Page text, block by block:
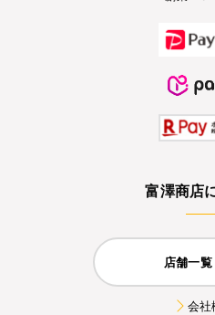
富澤商店
店舗一覧
会社